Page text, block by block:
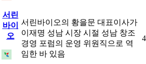
서린
바이
오
서린바이오의 황을문 대표이사가
이재명 성남 시장 시절 성남 창조
경영 포럼의 운영 위원직으로 역
임한 바 있음